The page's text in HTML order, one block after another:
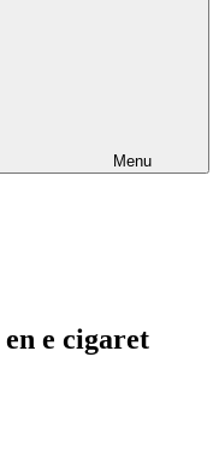
Menu
e cigaret